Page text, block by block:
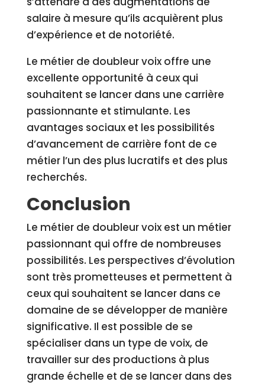
salaire à mesure qu’ils acquièrent plus
d’expérience et de notoriété.
Le métier de doubleur voix offre une
excellente opportunité à ceux qui
souhaitent se lancer dans une carrière
passionnante et stimulante. Les
avantages sociaux et les possibilités
d’avancement de carrière font de ce
métier l’un des plus lucratifs et des plus
recherchés.
Conclusion
Le métier de doubleur voix est un métier
passionnant qui offre de nombreuses
possibilités. Les perspectives d’évolution
sont très prometteuses et permettent à
ceux qui souhaitent se lancer dans ce
domaine de se développer de manière
significative. Il est possible de se
spécialiser dans un type de voix, de
travailler sur des productions à plus
grande échelle et de se lancer dans des